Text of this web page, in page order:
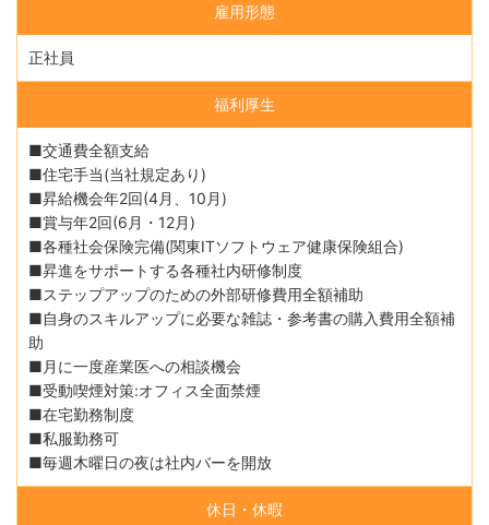
雇用形態
正社員
福利厚生
■交通費全額支給
■住宅手当(当社規定あり)
■昇給機会年2回(4月、10月)
■賞与年2回(6月・12月)
■各種社会保険完備(関東ITソフトウェア健康保険組合)
■昇進をサポートする各種社内研修制度
■ステップアップのための外部研修費用全額補助
■自身のスキルアップに必要な雑誌・参考書の購入費用全額補
助
■月に一度産業医への相談機会
■受動喫煙対策:オフィス全面禁煙
■在宅勤務制度
■私服勤務可
■毎週木曜日の夜は社内バーを開放
休日・休暇